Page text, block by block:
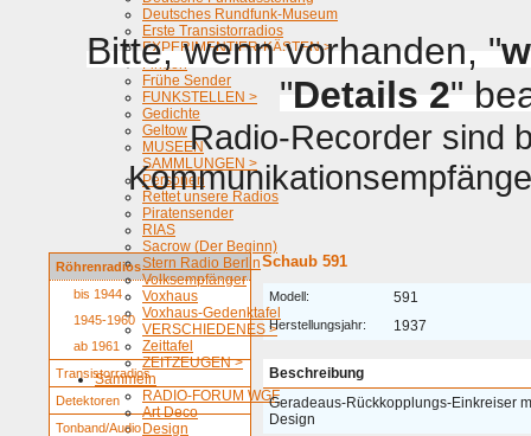
Deutsches Rundfunk-Museum
Erste Transistorradios
EXPERIMENTIER-KÄSTEN >
Firmen
Frühe Sender
FUNKSTELLEN >
Gedichte
Geltow
MUSEEN
SAMMLUNGEN >
Personen
Rettet unsere Radios
Piratensender
RIAS
Sacrow (Der Beginn)
Stern Radio Berlin
Volksempfänger
Voxhaus
Voxhaus-Gedenktafel
VERSCHIEDENES >
Zeittafel
ZEITZEUGEN >
Sammeln
RADIO-FORUM WGF
Art Deco
Design
Bitte, wenn vorhanden, "
"Details 2"
Radio-Recorder sind
Röhrenradios
bis 1944
1945-1960
ab 1961
Transistorradios
Detektoren
Tonband/Audio
Schaub 591
Modell: 591
Herstellungsjahr: 1937
Beschreibung
Geradeaus-Rückkopplungs-Einkreiser
Design